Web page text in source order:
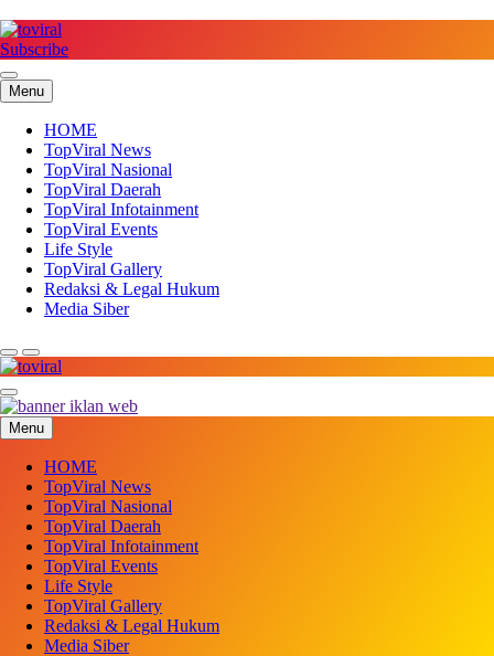
to
content
Subscribe
Menu
HOME
TopViral News
TopViral Nasional
TopViral Daerah
TopViral Infotainment
TopViral Events
Life Style
TopViral Gallery
Redaksi & Legal Hukum
Media Siber
Top Viral
Menu
HOME
TopViral News
TopViral Nasional
TopViral Daerah
TopViral Infotainment
TopViral Events
Life Style
TopViral Gallery
Redaksi & Legal Hukum
Media Siber